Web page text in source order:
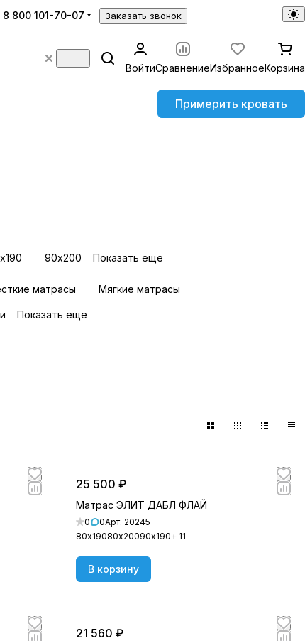
8 800 101-70-07 Заказать звонок
ВойтиСравнениеИзбранноеКорзина
Примерить кровать
90х200 Показать еще
матрасы Мягкие матрасы
Показать еще
25 500 ₽
Матрас ЭЛИТ ДАБЛ ФЛАЙ
0 0Арт. 20245
80х19080х20090х190+ 11
В корзину
21 560 ₽